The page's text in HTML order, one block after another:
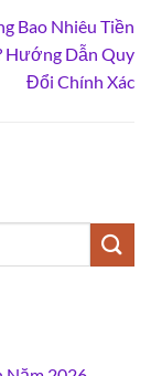
Bao Nhiêu Tiền
Hướng Dẫn Quy
Đổi Chính Xác